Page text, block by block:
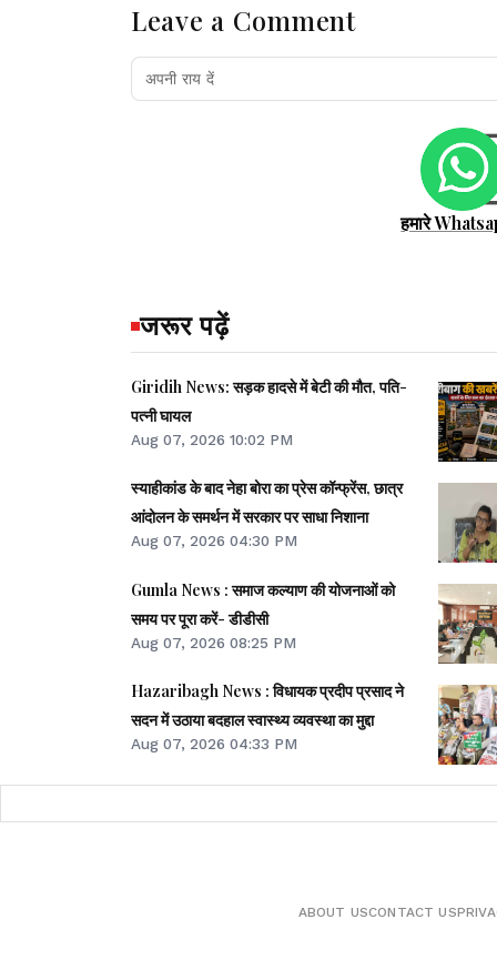
Leave a Comment
हमारे
जरूर पढ़ें
Giridih News: सड़क हादसे में बेटी की मौत, पति-
पत्नी घायल
Aug 07, 2026 10:02 PM
स्याहीकांड के बाद नेहा बोरा का प्रेस कॉन्फ्रेंस, छात्र
आंदोलन के समर्थन में सरकार पर साधा निशाना
Aug 07, 2026 04:30 PM
Gumla News : समाज कल्याण की योजनाओं को
समय पर पूरा करें- डीडीसी
Aug 07, 2026 08:25 PM
Hazaribagh News : विधायक प्रदीप प्रसाद ने
सदन में उठाया बदहाल स्वास्थ्य व्यवस्था का मुद्दा
Aug 07, 2026 04:33 PM
ABOUT USCONTACT US